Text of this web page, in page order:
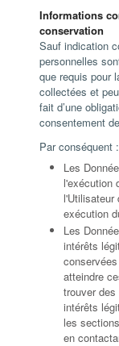
Informations
conservation
Sauf indication
personnelles
que requis pour
collectées et
fait d’une
consentement
Par conséquent :
Les
l'exécution
l'Utilisateur
exécution
Les
intérêts
atteindre
trouver
intérêts
les
en